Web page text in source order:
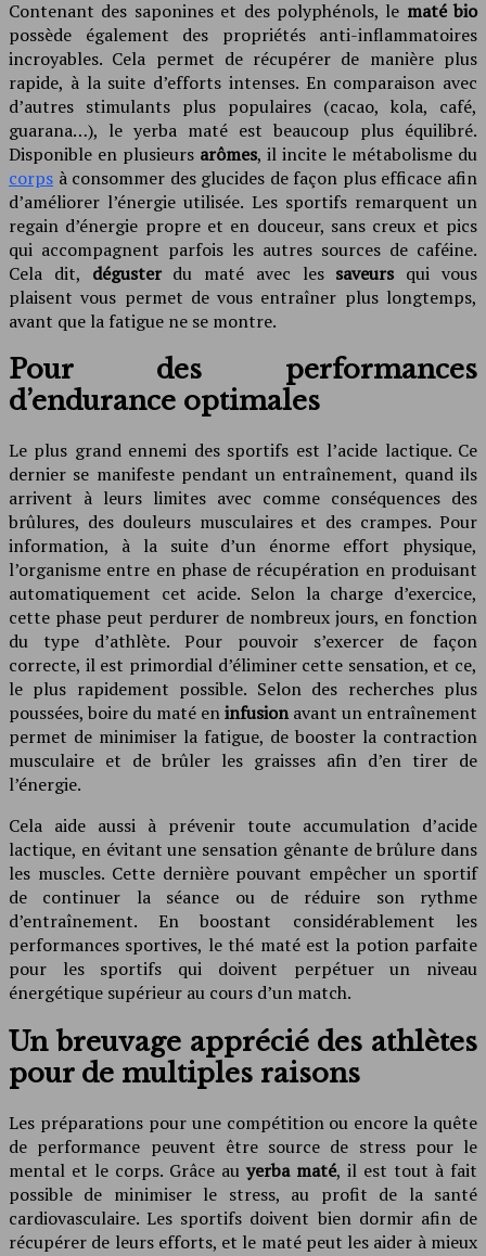
Contenant des saponines et des polyphénols, le maté bio
possède également des propriétés anti-inflammatoires
incroyables. Cela permet de récupérer de manière plus
rapide, à la suite d’efforts intenses. En comparaison avec
d’autres stimulants plus populaires (cacao, kola, café,
guarana…), le yerba maté est beaucoup plus équilibré.
Disponible en plusieurs arômes, il incite le métabolisme du
corps à consommer des glucides de façon plus efficace afin
d’améliorer l’énergie utilisée. Les sportifs remarquent un
regain d’énergie propre et en douceur, sans creux et pics
qui accompagnent parfois les autres sources de caféine.
Cela dit, dégusterdu maté avec les saveursqui vous
plaisent vous permet de vous entraîner plus longtemps,
avant que la fatigue ne se montre.
Pour des performances
d’endurance optimales
Le plus grand ennemi des sportifs est l’acide lactique. Ce
dernier se manifeste pendant un entraînement, quand ils
arrivent à leurs limites avec comme conséquences des
brûlures, des douleurs musculaires et des crampes. Pour
information, à la suite d’un énorme effort physique,
l’organisme entre en phase de récupération en produisant
automatiquement cet acide. Selon la charge d’exercice,
cette phase peut perdurer de nombreux jours, en fonction
du type d’athlète. Pour pouvoir s’exercer de façon
correcte, il est primordial d’éliminer cette sensation, et ce,
le plus rapidement possible. Selon des recherches plus
poussées, boire du maté eninfusionavant un entraînement
permet de minimiser la fatigue, de booster la contraction
musculaire et de brûler les graisses afin d’en tirer de
l’énergie.
Cela aide aussi à prévenir toute accumulation d’acide
lactique, en évitant une sensation gênante de brûlure dans
les muscles. Cette dernière pouvant empêcher un sportif
de continuer la séance ou de réduire son rythme
d’entraînement. En boostant considérablement les
performances sportives, le thé maté est la potion parfaite
pour les sportifs qui doivent perpétuer un niveau
énergétique supérieur au cours d’un match.
Un breuvage apprécié des athlètes
pour de multiples raisons
Les préparations pour une compétition ou encore la quête
de performance peuvent être source de stress pour le
mental et le corps. Grâce au yerba maté, il est tout à fait
possible de minimiser le stress, au profit de la santé
cardiovasculaire. Les sportifs doivent bien dormir afin de
récupérer de leurs efforts, et le maté peut les aider à mieux